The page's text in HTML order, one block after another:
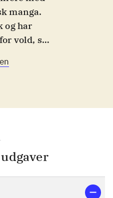
manga.
og har
vold, sex
er tale om
i tv.
ikke
er
eventyr